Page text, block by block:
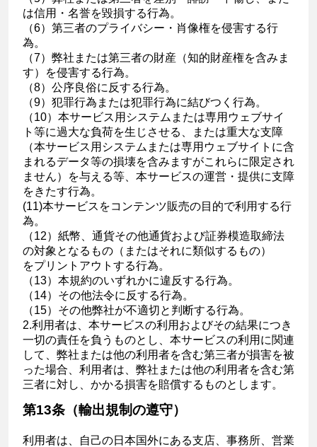
は信用・名誉を毀損する行為。
（6）第三者のプライバシー・肖像権を侵害する行
為。
（7）弊社または第三者の財産（知的財産権を含みま
す）を侵害する行為。
（8）公序良俗に反する行為。
（9）犯罪行為または犯罪行為に結びつく行為。
（10）本サービス用システムまたは専用ウェブサイ
ト等に過大な負荷を生じさせる、または重大な支障
（本サービス用システムまたは専用ウェブサイトに含
まれるデータ等の損壊を含みますがこれらに限定され
ません）を与える等、本サービスの運営・提供に支障
をきたす行為。
(11)本サービスをコンテンツ販売の目的で利用する行
為。
（12）紙幣、通貨その他通貨および証券模造取締法
の対象となるもの（またはそれに類似するもの）
をプリントアウトする行為。
（13）本規約のいずれかに違反する行為。
（14）その他法令に反する行為。
（15）その他弊社が不適切と判断する行為。
2.利用者は、本サービスの利用およびその結果につき
一切の責任を負うものとし、本サービスの利用に関連
して、弊社または他の利用者を含む第三者が損害を被
った場合、利用者は、弊社または他の利用者を含む第
三者に対し、かかる損害を賠償するものとします。
第13条（輸出規制の遵守）
利用者は、自己の日本国外にある支店、事務所、営業